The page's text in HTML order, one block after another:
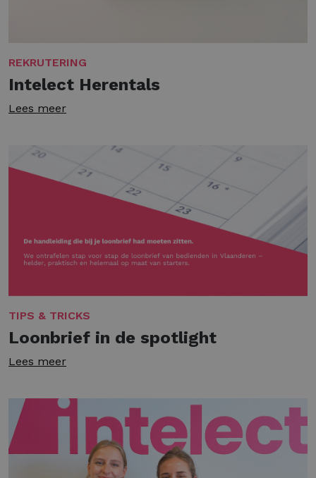
REKRUTERING
Intelect Herentals
Lees meer
TIPS & TRICKS
Loonbrief in de spotlight
Lees meer